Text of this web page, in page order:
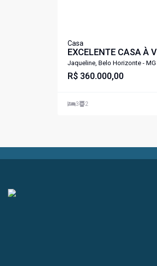
Casa
EXCELENTE CASA À
JAQUELINE | BH
Jaqueline, Belo Horizonte - MG
R$ 360.000,00
3 2